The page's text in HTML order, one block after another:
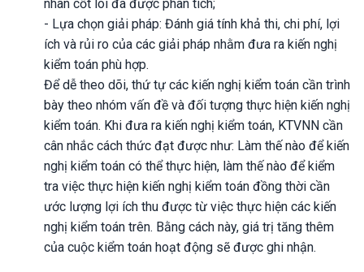
nhân cốt lõi đã được phân tích;
- Lựa chọn giải pháp: Đánh giá tính khả thi, chi phí, lợi
ích và rủi ro của các giải pháp nhằm đưa ra kiến nghị
kiểm toán phù hợp.
Để dễ theo dõi, thứ tự các kiến nghị kiểm toán cần trình
bày theo nhóm vấn đề và đối tượng thực hiện kiến nghị
kiểm toán. Khi đưa ra kiến nghị kiểm toán, KTVNN cần
cân nhắc cách thức đạt được như: Làm thế nào để kiến
nghị kiểm toán có thể thực hiện, làm thế nào để kiểm
tra việc thực hiện kiến nghị kiểm toán đồng thời cần
ước lượng lợi ích thu được từ việc thực hiện các kiến
nghị kiểm toán trên. Bằng cách này, giá trị tăng thêm
của cuộc kiểm toán hoạt động sẽ được ghi nhận.